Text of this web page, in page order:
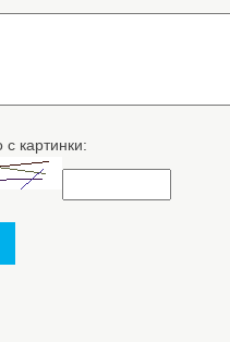
с картинки: